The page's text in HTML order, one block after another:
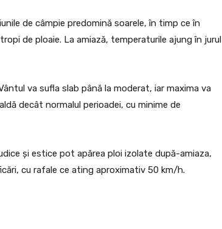
de câmpie predomină soarele, în timp ce în
de ploaie. La amiază, temperaturile ajung în jurul
va sufla slab până la moderat, iar maxima va
decât normalul perioadei, cu minime de
și estice pot apărea ploi izolate după-amiaza,
cu rafale ce ating aproximativ 50 km/h.